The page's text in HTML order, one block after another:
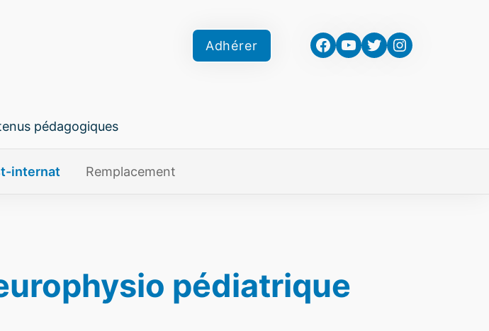
Adhérer Facebook
YouTube
TwitterInstagram
pédagogiques
internat Remplacement
pédiatrique